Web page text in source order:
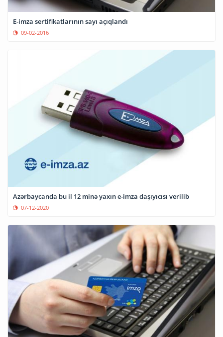
E-imza sertifikatlarının sayı açıqlandı
09-02-2016
Azərbaycanda bu il 12 minə yaxın e-imza daşıyıcısı verilib
07-12-2020